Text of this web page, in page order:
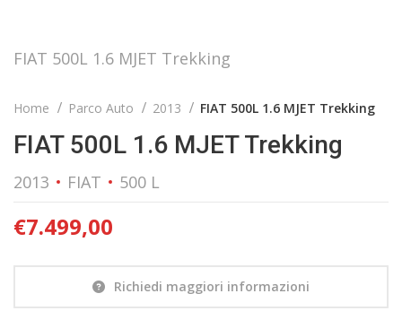
FIAT 500L 1.6 MJET Trekking
Home Parco Auto 2013 FIAT 500L 1.6 MJET Trekking
FIAT 500L 1.6 MJET Trekking
2013 FIAT 500 L
€7.499,00
Richiedi maggiori informazioni